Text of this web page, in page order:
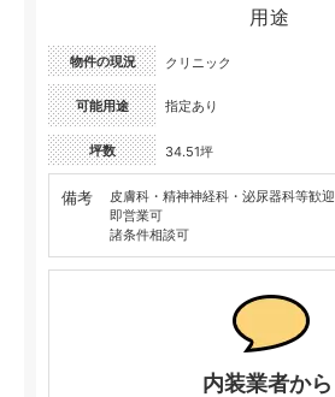
用途
物件の現況 クリニック
可能用途 指定あり
坪数 34.51坪
備考
皮膚科・精神神経科・泌尿器科等歓迎
即営業可
諸条件相談可
内装業者から